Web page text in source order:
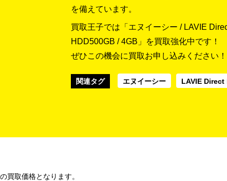
を備えています。
買取王子では「エヌイーシー / LAVIE
HDD500GB / 4GB」を買取強化中です！
ぜひこの機会に買取お申し込みください！
関連タグ エヌイーシー LAVIE Direct
買取価格となります。